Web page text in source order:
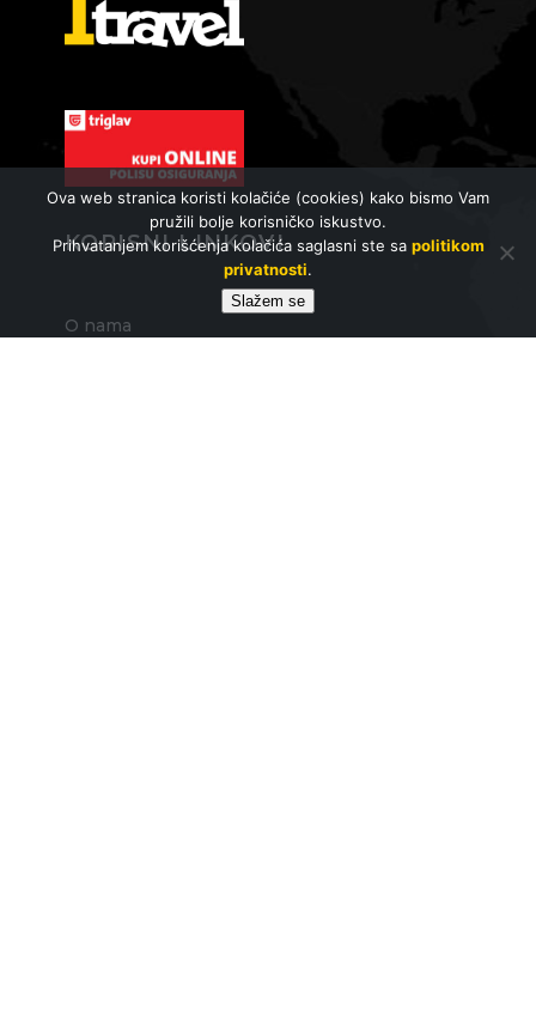
KORISNI LINKOVI
O nama
Ova web stranica koristi kolačiće (cookies) kako bismo Vam
pružili bolje korisničko iskustvo.
Prihvatanjem korišćenja kolačića saglasni ste sa politikom
privatnosti.
Slažem se